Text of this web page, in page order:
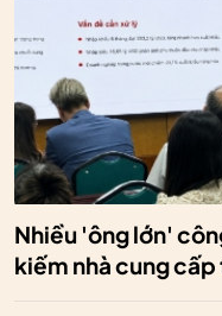
Nhiều 'ông lớn'
kiếm nhà cung